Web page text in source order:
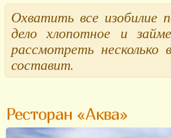
Охватить все изобилие
дело хлопотное и
рассмотреть несколько
составит.
Ресторан «Аква»